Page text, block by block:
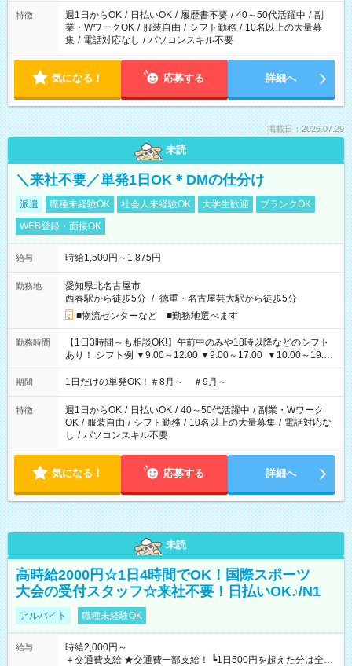
特徴 週1日からOK / 日払いOK / 履歴書不要 / 40～50代活躍中 / 副
業・WワークOK / 服装自由 / シフト勤務 / 10名以上の大量募
集 / 電話対応なし / パソコンスキル不要
気になる！ 応募する 詳細へ
掲載日：2026.07.29
未読
＼来社不要／単発1日OK＊DMの仕分け
派遣 職種未経験OK 社会人未経験OK 大学生歓迎
ブランクOK
WEB登録・面接OK
給与 時給1,500円～1,875円
勤務地
愛知県北名古屋市
西春駅から徒歩5分 / 徳重・名古屋芸大駅から徒歩5分
■物流センターなど ■勤務地選べます
勤務時間
【1日3時間～も相談OK!】午前中のみや18時以降などのシフト
あり！ シフト例 ▼9:00～12:00 ▼9:00～17:00 ▼10:00～19:00
▼18:00～21:00
期間 1日だけの単発OK！＃8月～ ＃9月～
特徴 週1日からOK / 日払いOK / 40～50代活躍中 / 副業・Wワーク
OK / 服装自由 / シフト勤務 / 10名以上の大量募集 / 電話対応な
し / パソコンスキル不要
気になる！ 応募する 詳細へ
未読
高時給2000円☆1日4時間でOK！国際スポーツ
大会の受付スタッフ☆来社不要！日払いOK♪/N1
アルバイト 職種未経験OK
給与
時給2,000円～
＋交通費支給 ★交通費一部支給！ ┗1日500円を超えた分は全額